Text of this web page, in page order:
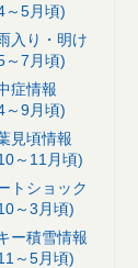
～5月頃)
入り・明け
～7月頃)
症情報
～9月頃)
見頃情報
～11月頃)
トショック
～3月頃)
ー積雪情報
～5月頃)